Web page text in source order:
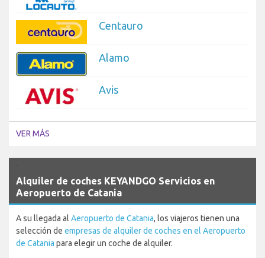
Centauro
Alamo
Avis
VER MÁS
Alquiler de coches KEYANDGO Servicios en
Aeropuerto de Catania
A su llegada al Aeropuerto de Catania, los viajeros tienen una
selección de empresas de alquiler de coches en el Aeropuerto
de Catania para elegir un coche de alquiler.